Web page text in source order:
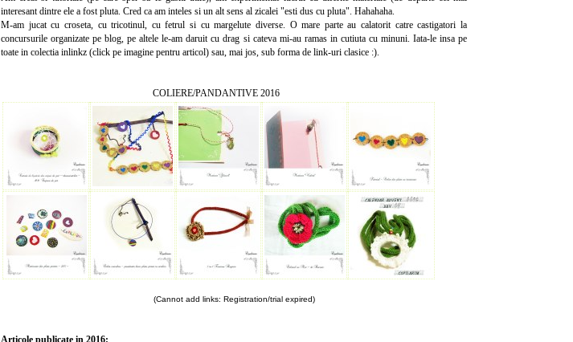
interesant dintre ele a fost pluta. Cred ca am inteles si un alt sens al zicalei "esti dus cu pluta". Hahahaha.
M-am jucat cu croseta, cu tricotinul, cu fetrul si cu margelute diverse. O mare parte au calatorit catre castigatori la
concursurile organizate pe blog, pe altele le-am daruit cu drag si cateva mi-au ramas in cutiuta cu minuni. Iata-le insa pe
toate in colectia inlinkz (click pe imagine pentru articol) sau, mai jos, sub forma de link-uri clasice :).
COLIERE/PANDANTIVE 2016
(Cannot add links: Registration/trial expired)
Articole publicate in 2016: